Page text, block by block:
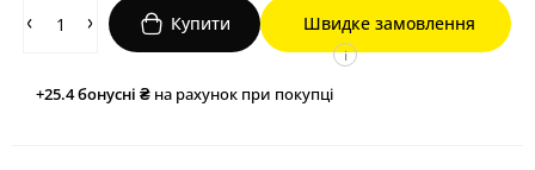
Купити Швидке замовлення
+25.4бонусні ₴ на рахунок при покупці
i